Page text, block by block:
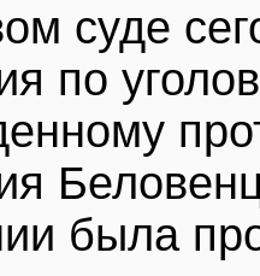
суде
по
была